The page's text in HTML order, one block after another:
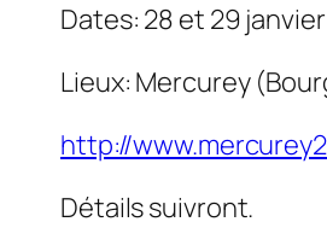
Dates: 28 et 29 janvier
Lieux: Mercurey
http://
Détails suivront.